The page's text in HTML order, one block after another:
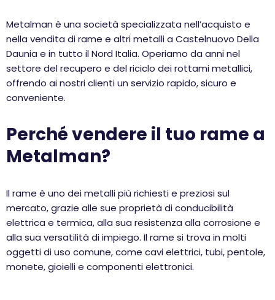
Metalman è una società specializzata nell’acquisto e
nella vendita di rame e altri metalli a Castelnuovo Della
Daunia e in tutto il Nord Italia. Operiamo da anni nel
settore del recupero e del riciclo dei rottami metallici,
offrendo ai nostri clienti un servizio rapido, sicuro e
conveniente.
Perché vendere il tuo rame a
Metalman?
Il rame è uno dei metalli più richiesti e preziosi sul
mercato, grazie alle sue proprietà di conducibilità
elettrica e termica, alla sua resistenza alla corrosione e
alla sua versatilità di impiego. Il rame si trova in molti
oggetti di uso comune, come cavi elettrici, tubi, pentole,
monete, gioielli e componenti elettronici.